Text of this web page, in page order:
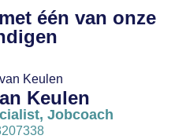
één van onze
Keulen
Jobcoach